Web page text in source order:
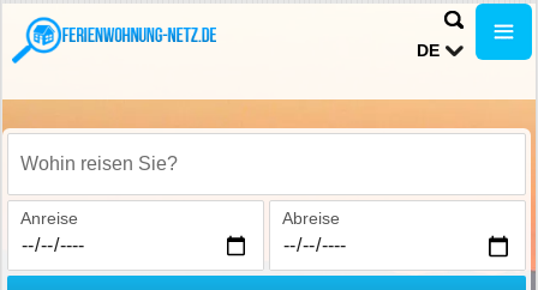
DE
Wohin reisen Sie?
Anreise Abreise